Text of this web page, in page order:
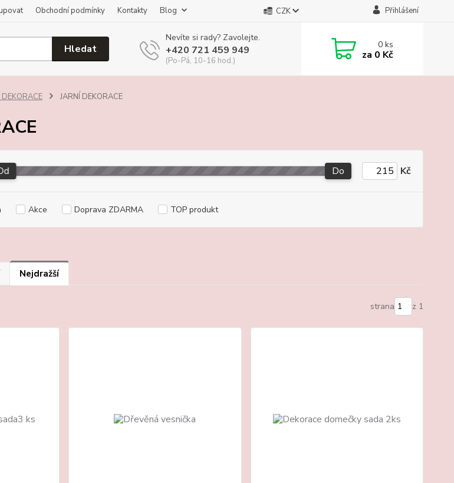
Obchodní podmínky Kontakty Blog CZK Přihlášení
Hledat
Nevíte si rady? Zavolejte.
+420 721 459 949
(Po-Pá, 10-16 hod.)
0ks
za 0 Kč
JARNÍ DEKORACE
Do Kč
Akce Doprava ZDARMA TOP produkt
Nejdražší
strana z 1